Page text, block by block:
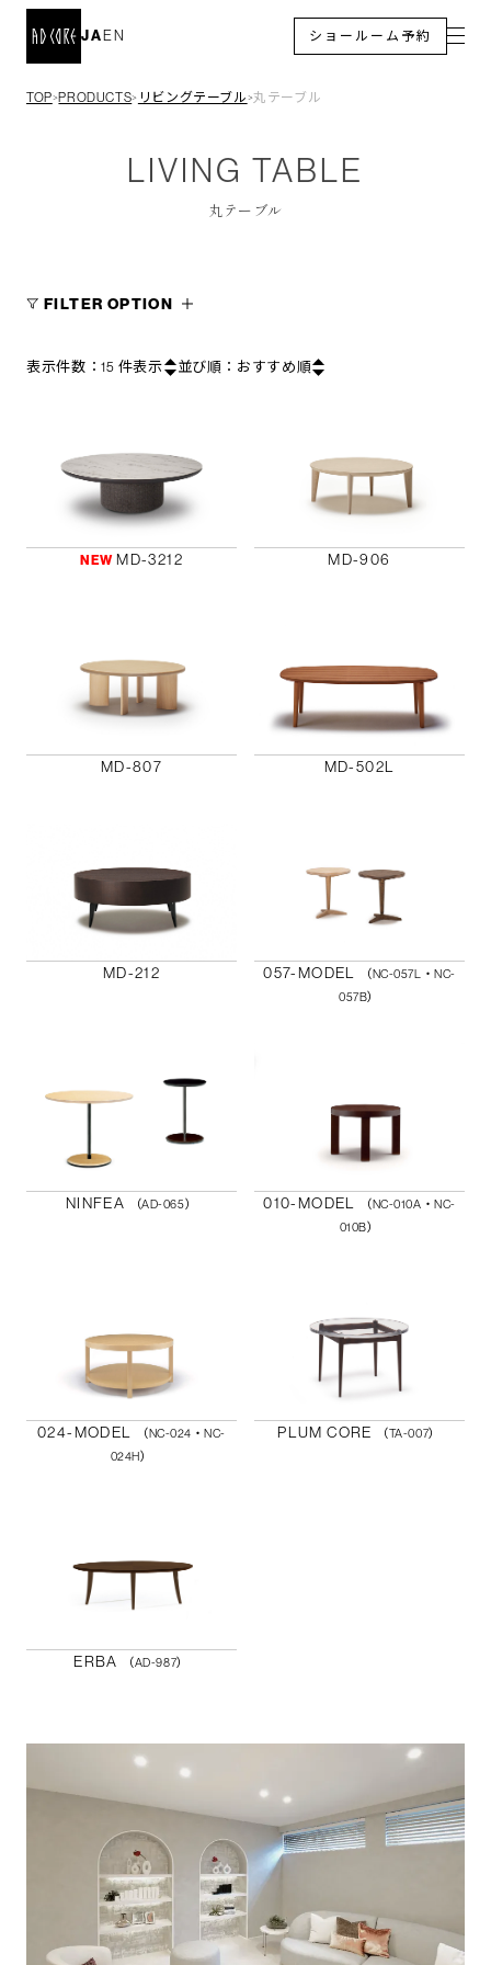
EN
JA ショールーム予約
TOP＞PRODUCTS＞ リビングテーブル ＞丸テーブル
LIVING TABLE
丸テーブル
FILTER OPTION
表示件数：15 件表示 並び順： おすすめ順
NEWMD-3212 MD-906
MD-807 MD-502L
MD-212 057-MODEL
（NC-057L・NC-
057B）
NINFEA （AD-065） 010-MODEL
（NC-010A・NC-
010B）
024-MODEL
（NC-024・NC-
024H）
PLUM CORE （TA-007）
ERBA （AD-987）